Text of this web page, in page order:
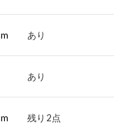
あり
あり
残り2点